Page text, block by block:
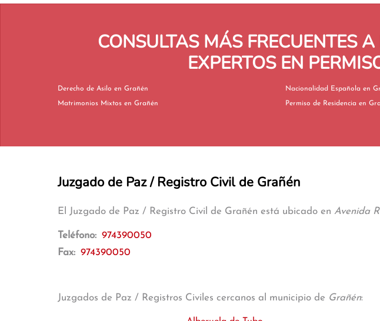
CONSULTAS MÁS FRECUENTES
EXPERTOS EN
Derecho de Asilo en Grañén
Matrimonios Mixtos en Grañén
Nacionalidad
Permiso de
Juzgado de Paz / Registro Civil de Grañén
El Juzgado de Paz / Registro Civil de Grañén está ubicado en Avenida
Teléfono: 974390050
Fax: 974390050
Juzgados de Paz / Registros Civiles cercanos al municipio de Grañén: